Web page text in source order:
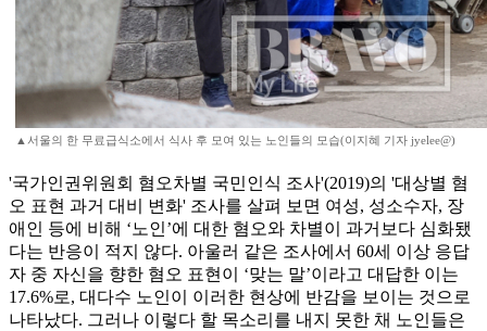
▲서울의 한 무료급식소에서 식사 후 모여 있는 노인들의 모습(이지혜 기자 jyelee@)
'국가인권위원회 혐오차별 국민인식 조사'(2019)의 '대상별 혐
오 표현 과거 대비 변화' 조사를 살펴 보면 여성, 성소수자, 장
애인 등에 비해 ‘노인’에 대한 혐오와 차별이 과거보다 심화됐
다는 반응이 적지 않다. 아울러 같은 조사에서 60세 이상 응답
자 중 자신을 향한 혐오 표현이 ‘맞는 말’이라고 대답한 이는
17.6%로, 대다수 노인이 이러한 현상에 반감을 보이는 것으로
나타났다. 그러나 이렇다 할 목소리를 내지 못한 채 노인들은